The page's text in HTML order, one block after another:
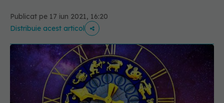
Publicat pe 17 iun 2021, 16:20
Distribuie acest articol